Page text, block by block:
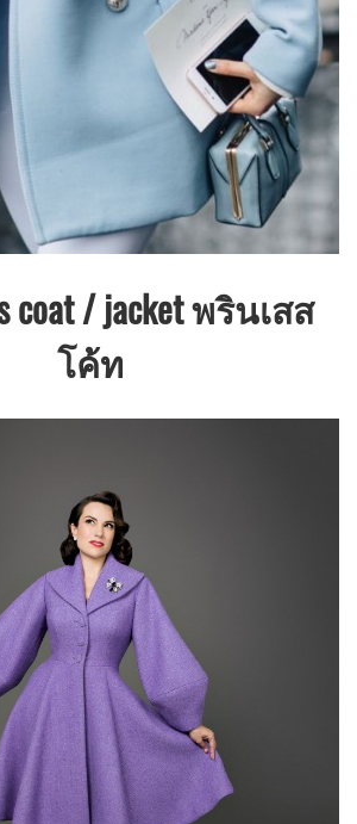
coat / jacket พรินเสส
โค้ท